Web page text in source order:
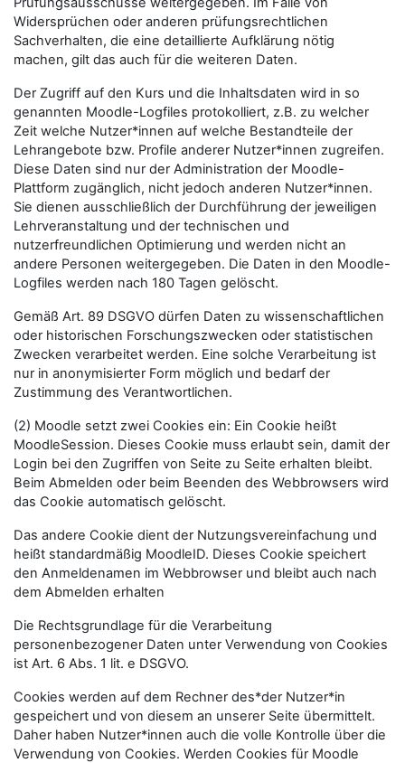
Widersprüchen oder anderen prüfungsrechtlichen
Sachverhalten, die eine detaillierte Aufklärung nötig
machen, gilt das auch für die weiteren Daten.
Der Zugriff auf den Kurs und die Inhaltsdaten wird in so
genannten Moodle-Logfiles protokolliert, z.B. zu welcher
Zeit welche Nutzer*innen auf welche Bestandteile der
Lehrangebote bzw. Profile anderer Nutzer*innen zugreifen.
Diese Daten sind nur der Administration der Moodle-
Plattform zugänglich, nicht jedoch anderen Nutzer*innen.
Sie dienen ausschließlich der Durchführung der jeweiligen
Lehrveranstaltung und der technischen und
nutzerfreundlichen Optimierung und werden nicht an
andere Personen weitergegeben. Die Daten in den Moodle-
Logfiles werden nach 180 Tagen gelöscht.
Gemäß Art. 89 DSGVO dürfen Daten zu wissenschaftlichen
oder historischen Forschungszwecken oder statistischen
Zwecken verarbeitet werden. Eine solche Verarbeitung ist
nur in anonymisierter Form möglich und bedarf der
Zustimmung des Verantwortlichen.
(2) Moodle setzt zwei Cookies ein: Ein Cookie heißt
MoodleSession. Dieses Cookie muss erlaubt sein, damit der
Login bei den Zugriffen von Seite zu Seite erhalten bleibt.
Beim Abmelden oder beim Beenden des Webbrowsers wird
das Cookie automatisch gelöscht.
Das andere Cookie dient der Nutzungsvereinfachung und
heißt standardmäßig MoodleID. Dieses Cookie speichert
den Anmeldenamen im Webbrowser und bleibt auch nach
dem Abmelden erhalten
Die Rechtsgrundlage für die Verarbeitung
personenbezogener Daten unter Verwendung von Cookies
ist Art. 6 Abs. 1 lit. e DSGVO.
Cookies werden auf dem Rechner des*der Nutzer*in
gespeichert und von diesem an unserer Seite übermittelt.
Daher haben Nutzer*innen auch die volle Kontrolle über die
Verwendung von Cookies. Werden Cookies für Moodle